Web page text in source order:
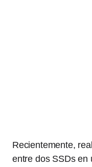
Recientemente,
entre dos SSDs en